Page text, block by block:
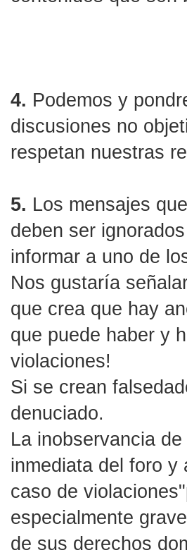
4. Podemos y
discusiones no
respetan nuestras
5. Los mensajes
deben ser
informar a uno de
Nos gustaría
que crea que hay
que puede haber y
violaciones!
Si se crean
denuciado.
La inobservancia
inmediata del foro y
caso de
especialmente
de sus derechos